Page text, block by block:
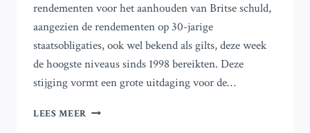
rendementen voor het aanhouden van Britse schuld,
aangezien de rendementen op 30-jarige
staatsobligaties, ook wel bekend als gilts, deze week
de hoogste niveaus sinds 1998 bereikten. Deze
stijging vormt een grote uitdaging voor de…
LEES MEER WAAROM